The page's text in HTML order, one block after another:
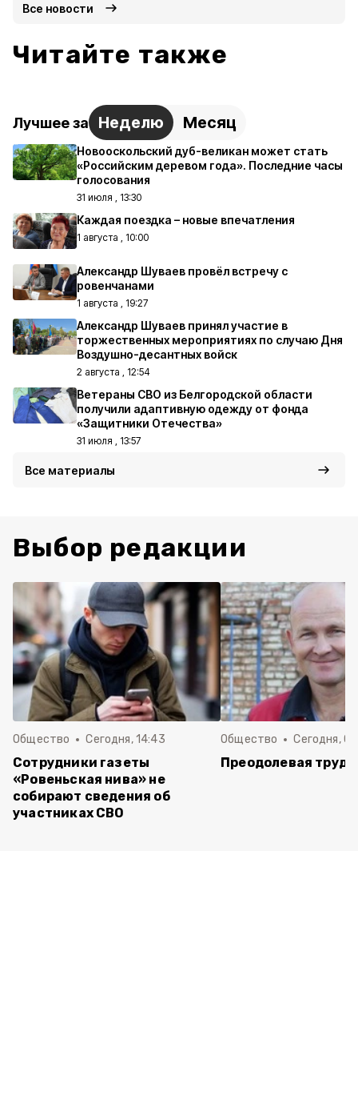
Все новости
Читайте также
Лучшее за Неделю Месяц
Новооскольский дуб-великан может стать
«Российским деревом года». Последние часы
голосования
31 июля , 13:30
Каждая поездка – новые впечатления
1 августа , 10:00
Александр Шуваев провёл встречу с
ровенчанами
1 августа , 19:27
Александр Шуваев принял участие в
торжественных мероприятиях по случаю Дня
Воздушно-десантных войск
2 августа , 12:54
Ветераны СВО из Белгородской области
получили адаптивную одежду от фонда
«Защитники Отечества»
31 июля , 13:57
Все материалы
Выбор редакции
Общество Сегодня, 14:43
Сотрудники газеты
«Ровеньская нива» не
собирают сведения об
участниках СВО
Общество Сегодня,
Преодолевая